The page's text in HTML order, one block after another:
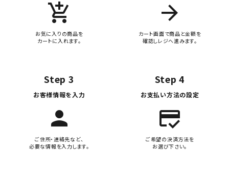
add_shopping_cart
お気に入りの商品を
カートに入れます。
arrow_forward
カート画面で商品と金額を
確認しレジへ進みます。
Step 3
お客様情報を入力
person
ご住所・連絡先など、
必要な情報を入力します。
Step 4
お支払い方法の設定
credit_score
ご希望の決済方法を
お選び下さい。